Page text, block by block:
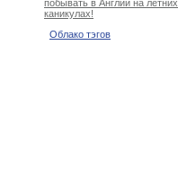
побывать в Англии на летних
каникулах!
Облако тэгов